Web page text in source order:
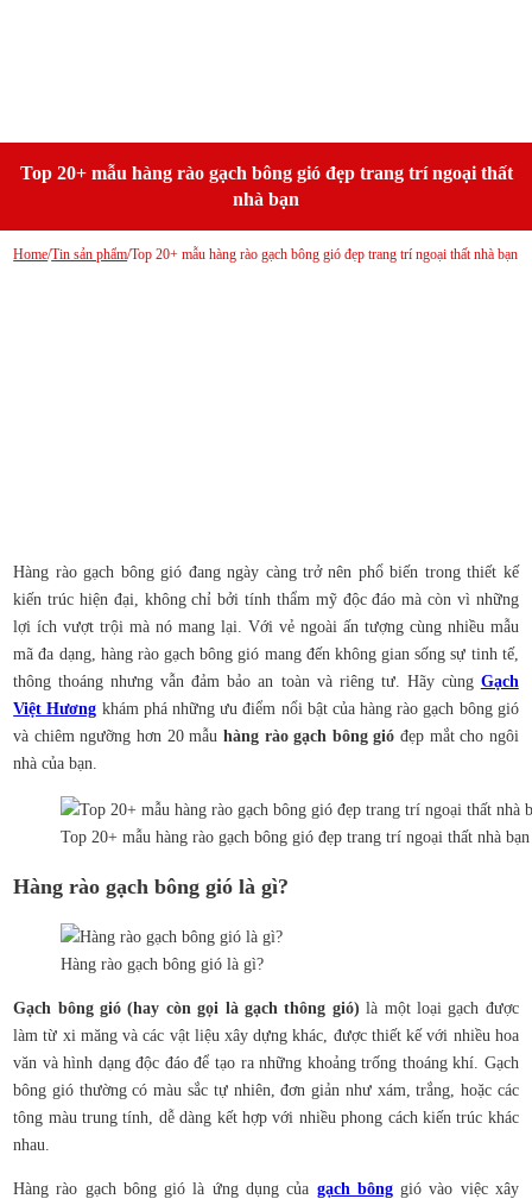
Top 20+ mẫu hàng rào gạch bông gió đẹp trang trí ngoại thất
nhà bạn
Home/Tin sản phẩm/Top 20+ mẫu hàng rào gạch bông gió đẹp trang trí ngoại thất nhà bạn
Hàng rào gạch bông gió đang ngày càng trở nên phổ biến trong thiết kế
kiến trúc hiện đại, không chỉ bởi tính thẩm mỹ độc đáo mà còn vì những
lợi ích vượt trội mà nó mang lại. Với vẻ ngoài ấn tượng cùng nhiều mẫu
mã đa dạng, hàng rào gạch bông gió mang đến không gian sống sự tinh tế,
thông thoáng nhưng vẫn đảm bảo an toàn và riêng tư. Hãy cùng Gạch
Việt Hương khám phá những ưu điểm nổi bật của hàng rào gạch bông gió
và chiêm ngưỡng hơn 20 mẫu hàng rào gạch bông gió đẹp mắt cho ngôi
nhà của bạn.
Top 20+ mẫu hàng rào gạch bông gió đẹp trang trí ngoại thất nhà bạn
Hàng rào gạch bông gió là gì?
Hàng rào gạch bông gió là gì?
Gạch bông gió (hay còn gọi là gạch thông gió) là một loại gạch được
làm từ xi măng và các vật liệu xây dựng khác, được thiết kế với nhiều hoa
văn và hình dạng độc đáo để tạo ra những khoảng trống thoáng khí. Gạch
bông gió thường có màu sắc tự nhiên, đơn giản như xám, trắng, hoặc các
tông màu trung tính, dễ dàng kết hợp với nhiều phong cách kiến trúc khác
nhau.
Hàng rào gạch bông gió là ứng dụng của gạch bônggió vào việc xây